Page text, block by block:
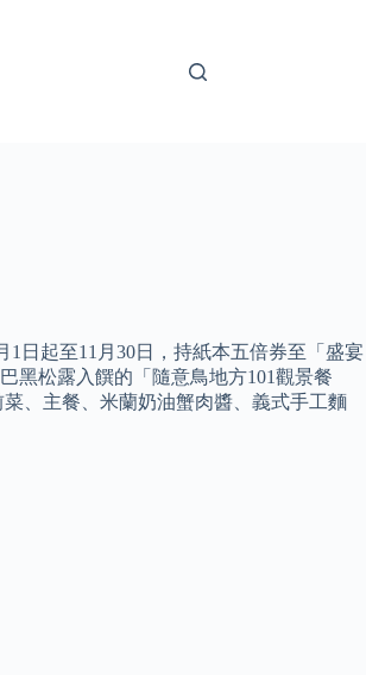
日起至11月30日，持紙本五倍券至「盛宴
黑松露入饌的「隨意鳥地方101觀景餐
、主餐、米蘭奶油蟹肉醬、義式手工麵